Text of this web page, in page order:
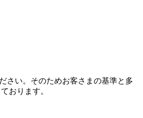
さい。そのためお客さまの基準と多
おります。